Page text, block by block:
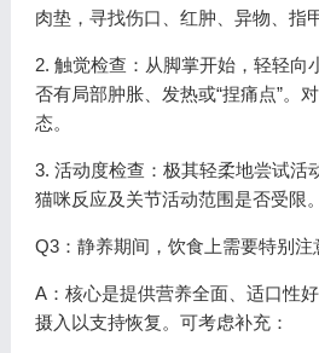
肉垫，寻找伤口、红肿、异物、指
2. 触觉检查：从脚掌开始，轻轻向
否有局部肿胀、发热或“捏痛点”。
态。
3. 活动度检查：极其轻柔地尝试活
猫咪反应及关节活动范围是否受限。
Q3：静养期间，饮食上需要特别注
A：核心是提供营养全面、适口性
摄入以支持恢复。可考虑补充：